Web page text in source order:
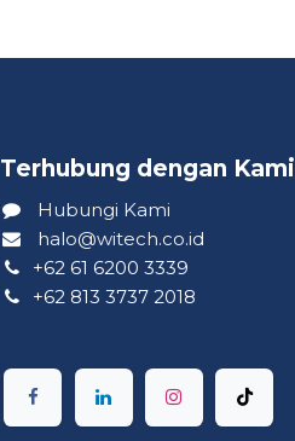
Terhubung dengan Kami ​
Hubungi Kami
halo@witech.co.id
+62 61 6200 3339
+62 813 3737 2018